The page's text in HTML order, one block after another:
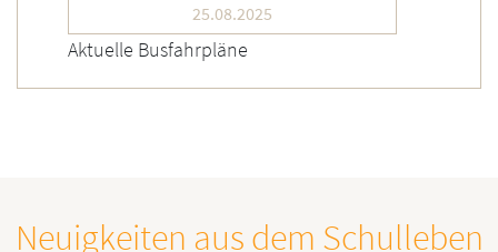
25.08.2025
Aktuelle Busfahrpläne
Neuigkeiten aus dem Schulleben